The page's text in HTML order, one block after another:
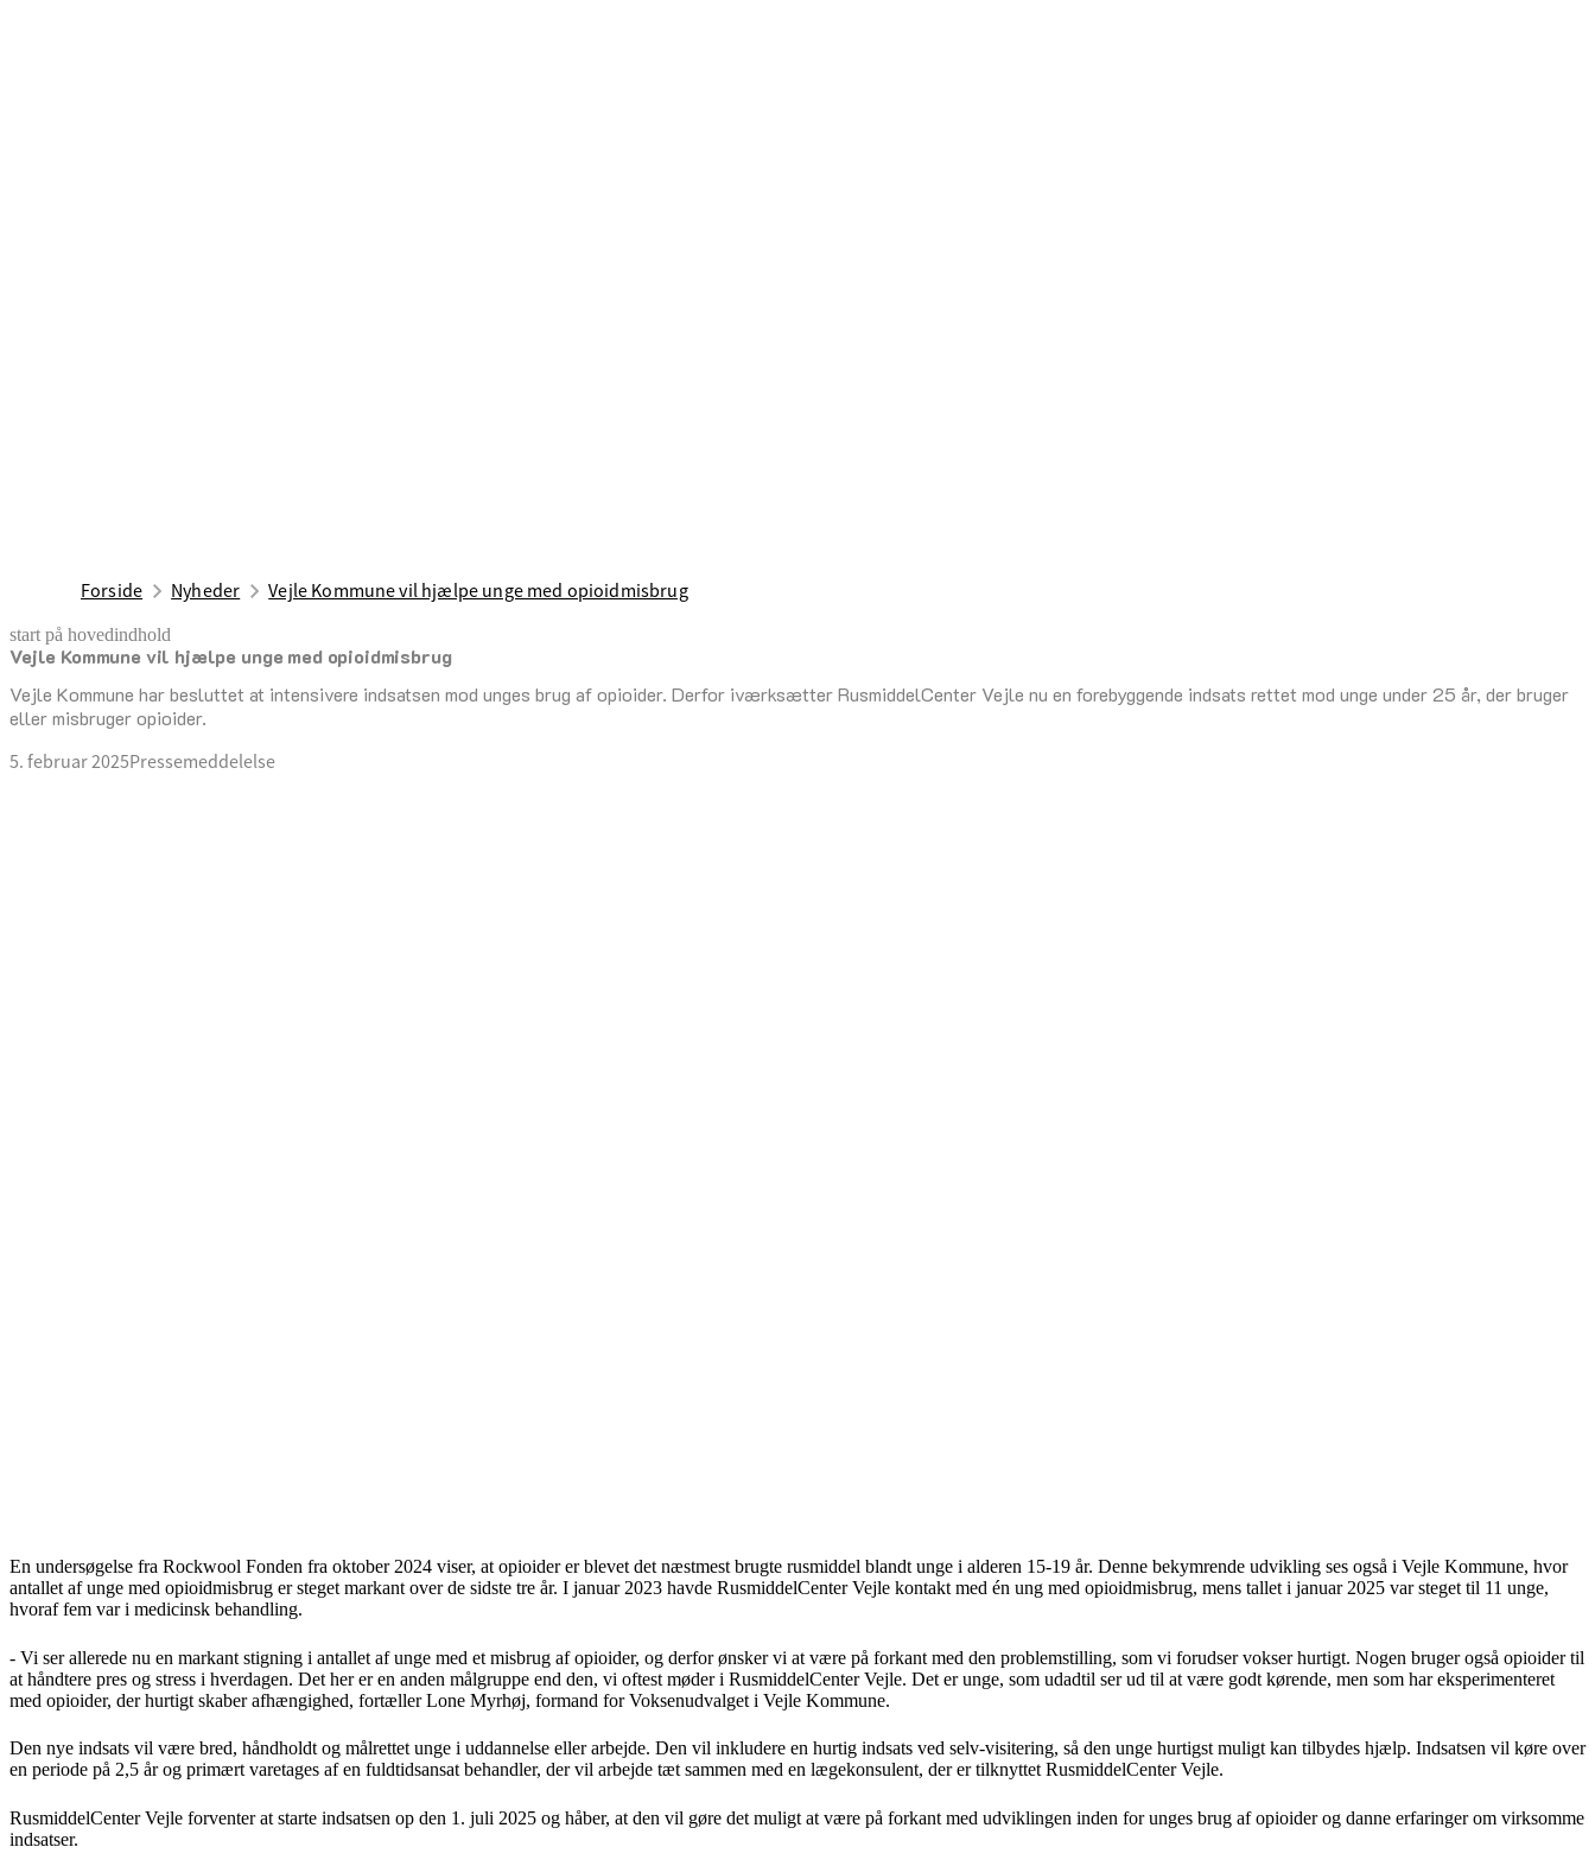
Forside Nyheder Vejle Kommune vil hjælpe unge med opioidmisbrug
start på hovedindhold
Vejle Kommune vil hjælpe unge med opioidmisbrug
Vejle Kommune har besluttet at intensivere indsatsen mod unges brug af opioider. Derfor iværksætter RusmiddelCenter Vejle nu en forebyggende indsats rettet mod unge under 25 år, der bruger
eller misbruger opioider.
5. februar 2025Pressemeddelelse
senest opdateret 11. april 2025
En undersøgelse fra Rockwool Fonden fra oktober 2024 viser, at opioider er blevet det næstmest brugte rusmiddel blandt unge i alderen 15-19 år. Denne bekymrende udvikling ses også i Vejle Kommune, hvor
antallet af unge med opioidmisbrug er steget markant over de sidste tre år. I januar 2023 havde RusmiddelCenter Vejle kontakt med én ung med opioidmisbrug, mens tallet i januar 2025 var steget til 11 unge,
hvoraf fem var i medicinsk behandling.
- Vi ser allerede nu en markant stigning i antallet af unge med et misbrug af opioider, og derfor ønsker vi at være på forkant med den problemstilling, som vi forudser vokser hurtigt. Nogen bruger også opioider til
at håndtere pres og stress i hverdagen. Det her er en anden målgruppe end den, vi oftest møder i RusmiddelCenter Vejle. Det er unge, som udadtil ser ud til at være godt kørende, men som har eksperimenteret
med opioider, der hurtigt skaber afhængighed, fortæller Lone Myrhøj, formand for Voksenudvalget i Vejle Kommune.
Den nye indsats vil være bred, håndholdt og målrettet unge i uddannelse eller arbejde. Den vil inkludere en hurtig indsats ved selv-visitering, så den unge hurtigst muligt kan tilbydes hjælp. Indsatsen vil køre over
en periode på 2,5 år og primært varetages af en fuldtidsansat behandler, der vil arbejde tæt sammen med en lægekonsulent, der er tilknyttet RusmiddelCenter Vejle.
RusmiddelCenter Vejle forventer at starte indsatsen op den 1. juli 2025 og håber, at den vil gøre det muligt at være på forkant med udviklingen inden for unges brug af opioider og danne erfaringer om virksomme
indsatser.